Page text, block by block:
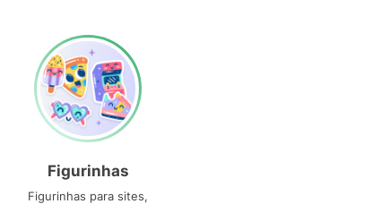
Figurinhas
Figurinhas para sites,